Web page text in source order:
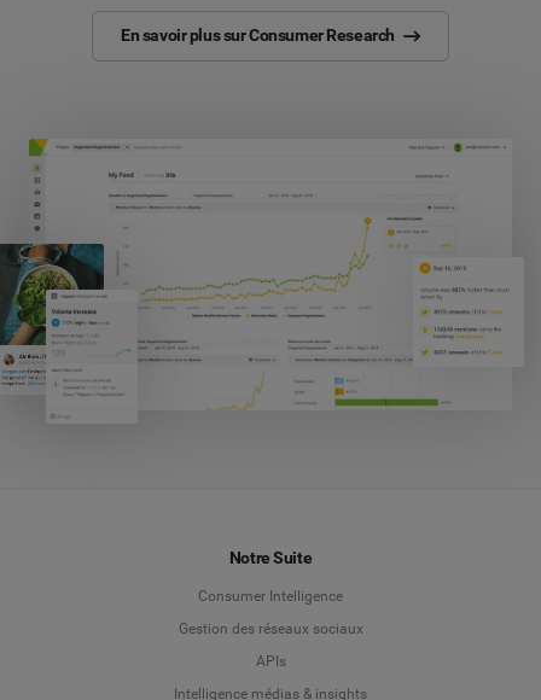
En savoir plus sur Consumer Research
Notre Suite
Consumer Intelligence
Gestion des réseaux sociaux
APIs
Intelligence médias & insights